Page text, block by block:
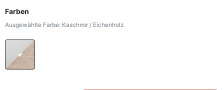
Farben
Ausgewählte Farbe: Kaschmir / Eichenholz
Kaschmir / Eichenholz